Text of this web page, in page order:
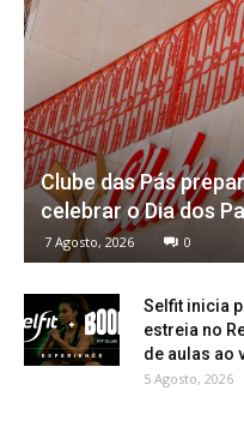
Clube das Pás
celebrar o Dia dos
7 Agosto, 2026 0
Selfit inicia
estreia no
de aulas ao
5 Agosto, 2026